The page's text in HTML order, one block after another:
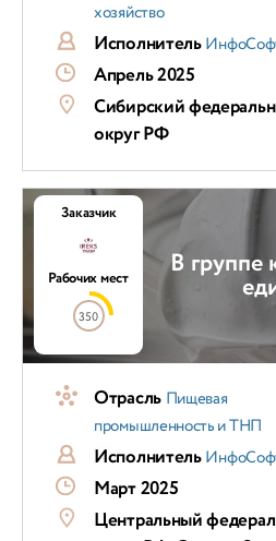
хозяйство
Исполнитель
Апрель 2025
Сибирский
округ РФ
В
Заказчик
Рабочих мест
350
Отрасль Пищевая
промышленность и ТНП
Исполнитель
Март 2025
Центральный